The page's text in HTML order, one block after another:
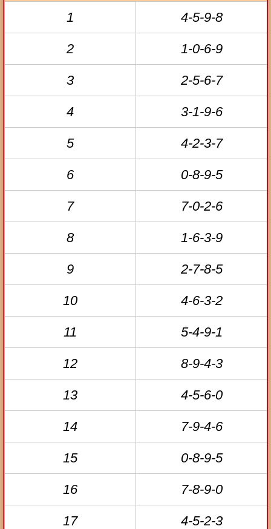
1 4-5-9-8
2 1-0-6-9
3 2-5-6-7
4 3-1-9-6
5 4-2-3-7
6 0-8-9-5
7 7-0-2-6
8 1-6-3-9
9 2-7-8-5
10 4-6-3-2
11 5-4-9-1
12 8-9-4-3
13 4-5-6-0
14 7-9-4-6
15 0-8-9-5
16 7-8-9-0
17 4-5-2-3